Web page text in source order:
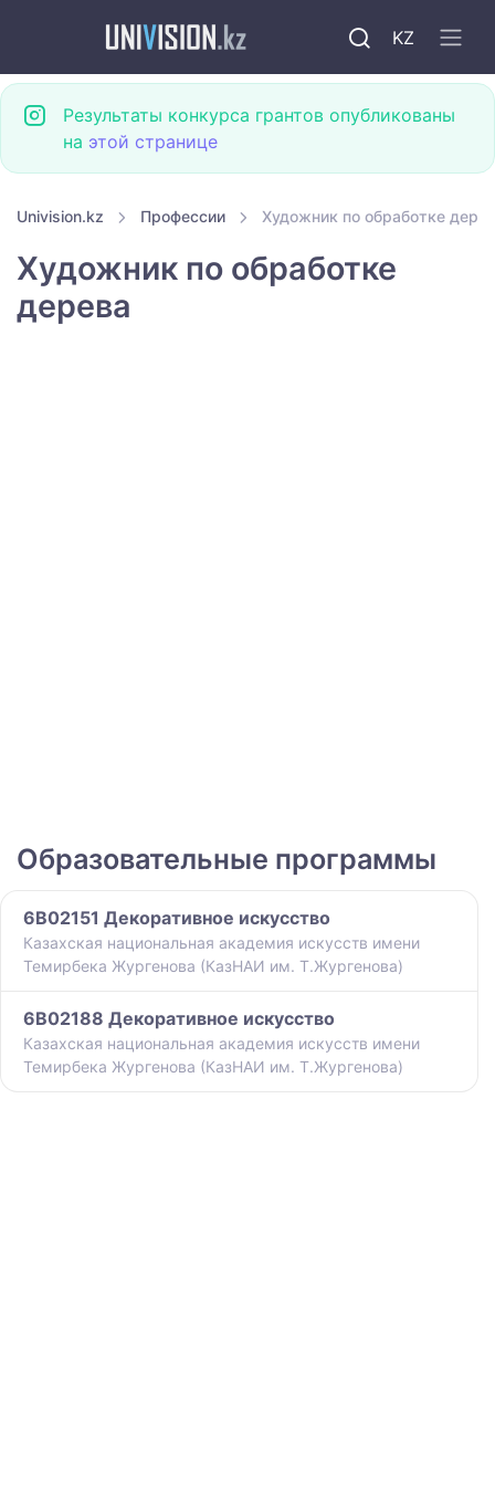
KZ
Результаты конкурса грантов опубликованы
на этой странице
Univision.kz Профессии Художник по обработке
Художник по обработке
дерева
Образовательные программы
6B02151 Декоративное искусство
Казахская национальная академия искусств имени
Темирбека Жургенова (КазНАИ им. Т.Жургенова)
6B02188 Декоративное искусство
Казахская национальная академия искусств имени
Темирбека Жургенова (КазНАИ им. Т.Жургенова)